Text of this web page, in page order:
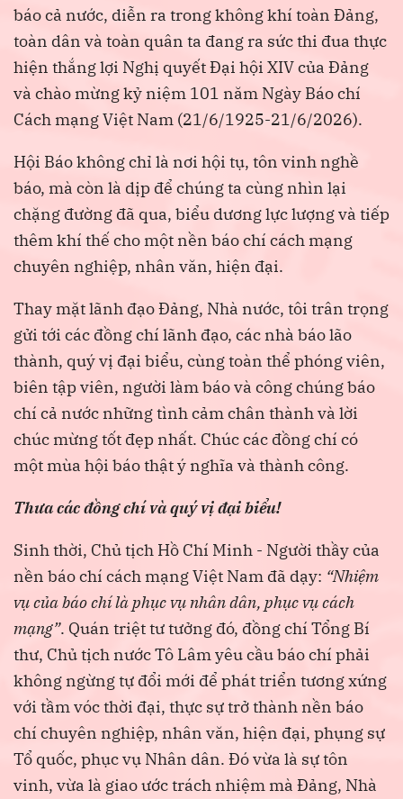
báo cả nước, diễn ra trong không khí toàn Đảng,
toàn dân và toàn quân ta đang ra sức thi đua thực
hiện thắng lợi Nghị quyết Đại hội XIV của Đảng
và chào mừng kỷ niệm 101 năm Ngày Báo chí
Cách mạng Việt Nam (21/6/1925-21/6/2026).
Hội Báo không chỉ là nơi hội tụ, tôn vinh nghề
báo, mà còn là dịp để chúng ta cùng nhìn lại
chặng đường đã qua, biểu dương lực lượng và tiếp
thêm khí thế cho một nền báo chí cách mạng
chuyên nghiệp, nhân văn, hiện đại.
Thay mặt lãnh đạo Đảng, Nhà nước, tôi trân trọng
gửi tới các đồng chí lãnh đạo, các nhà báo lão
thành, quý vị đại biểu, cùng toàn thể phóng viên,
biên tập viên, người làm báo và công chúng báo
chí cả nước những tình cảm chân thành và lời
chúc mừng tốt đẹp nhất. Chúc các đồng chí có
một mùa hội báo thật ý nghĩa và thành công.
Thưa các đồng chí và quý vị đại biểu!
Sinh thời, Chủ tịch Hồ Chí Minh - Người thầy của
nền báo chí cách mạng Việt Nam đã dạy: “Nhiệm
vụ của báo chí là phục vụ nhân dân, phục vụ cách
mạng”. Quán triệt tư tưởng đó, đồng chí Tổng Bí
thư, Chủ tịch nước Tô Lâm yêu cầu báo chí phải
không ngừng tự đổi mới để phát triển tương xứng
với tầm vóc thời đại, thực sự trở thành nền báo
chí chuyên nghiệp, nhân văn, hiện đại, phụng sự
Tổ quốc, phục vụ Nhân dân. Đó vừa là sự tôn
vinh, vừa là giao ước trách nhiệm mà Đảng, Nhà